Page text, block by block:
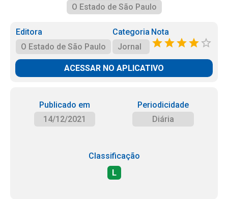
O Estado de São Paulo
Editora
O Estado de São Paulo
Categoria
Jornal
Nota
ACESSAR NO APLICATIVO
Publicado em
14/12/2021
Periodicidade
Diária
Classificação
L